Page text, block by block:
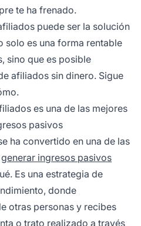
te ha frenado.
puede ser la solución
solo es una forma rentable
sino que es posible
afiliados sin dinero. Sigue
es una de las mejores
pasivos
ha convertido en una de las
generar ingresos pasivos
Es una estrategia de
donde
otras personas y recibes
o trato realizado a través